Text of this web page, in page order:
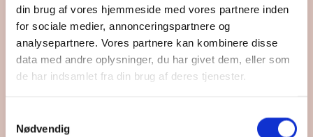
din brug af vores hjemmeside med vores partnere inden
for sociale medier, annonceringspartnere og
analysepartnere. Vores partnere kan kombinere disse
data med andre oplysninger, du har givet dem, eller som
de har indsamlet fra din brug af deres tjenester.
Nødvendig
TIL FORSIDEN